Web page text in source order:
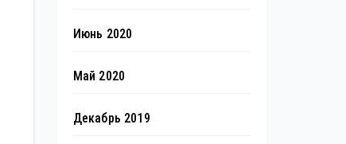
Июнь 2020
Май 2020
Декабрь 2019